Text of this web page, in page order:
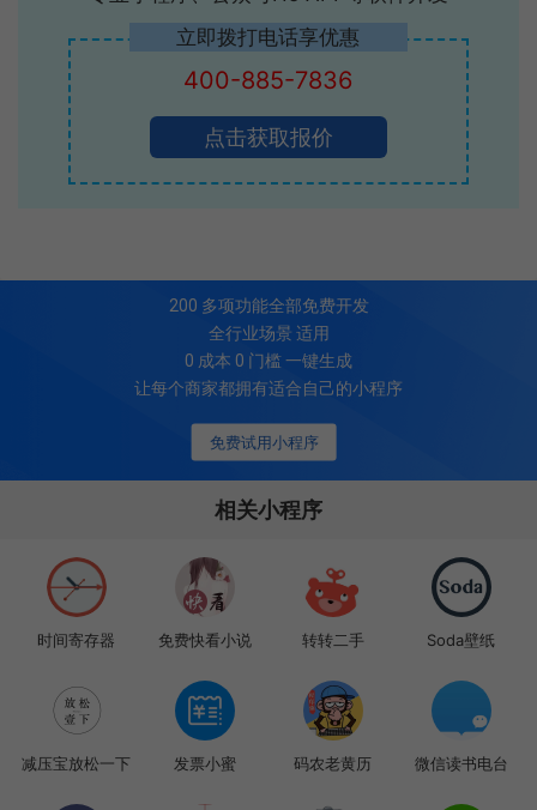
立即拨打电话享优惠
400-885-7836
点击获取报价
免费试用小程序
200 多项功能全部免费开发
全行业场景 适用
0 成本 0 门槛 一键生成
让每个商家都拥有适合自己的小程序
相关小程序
时间寄存器 免费快看小说 转转二手 Soda壁纸
减压宝放松一下 发票小蜜 码农老黄历 微信读书电台